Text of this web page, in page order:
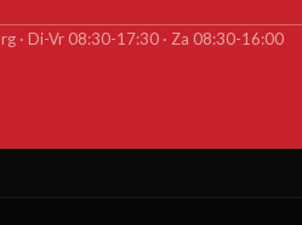
· Di-Vr 08:30-17:30 · Za 08:30-16:00